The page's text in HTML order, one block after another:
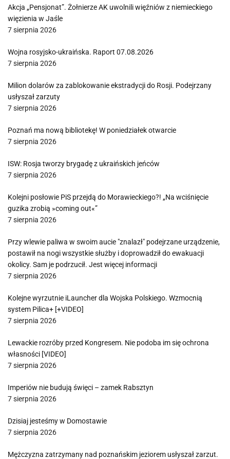
Akcja „Pensjonat”. Żołnierze AK uwolnili więźniów z niemieckiego
więzienia w Jaśle
7 sierpnia 2026
Wojna rosyjsko-ukraińska. Raport 07.08.2026
7 sierpnia 2026
Milion dolarów za zablokowanie ekstradycji do Rosji. Podejrzany
usłyszał zarzuty
7 sierpnia 2026
Poznań ma nową bibliotekę! W poniedziałek otwarcie
7 sierpnia 2026
ISW: Rosja tworzy brygadę z ukraińskich jeńców
7 sierpnia 2026
Kolejni posłowie PiS przejdą do Morawieckiego?! „Na wciśnięcie
guzika zrobią »coming out«”
7 sierpnia 2026
Przy wlewie paliwa w swoim aucie "znalazł" podejrzane urządzenie,
postawił na nogi wszystkie służby i doprowadził do ewakuacji
okolicy. Sam je podrzucił. Jest więcej informacji
7 sierpnia 2026
Kolejne wyrzutnie iLauncher dla Wojska Polskiego. Wzmocnią
system Pilica+ [+VIDEO]
7 sierpnia 2026
Lewackie rozróby przed Kongresem. Nie podoba im się ochrona
własności [VIDEO]
7 sierpnia 2026
Imperiów nie budują święci – zamek Rabsztyn
7 sierpnia 2026
Dzisiaj jesteśmy w Domostawie
7 sierpnia 2026
Mężczyzna zatrzymany nad poznańskim jeziorem usłyszał zarzut.